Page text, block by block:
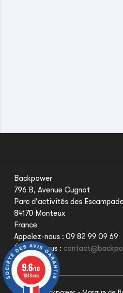
Backpower
796 B, Avenue Cugnot
Parc d'activités des
84170 Monteux
France
Appelez-nous :09 82 99 09 69
Écrivez-nous :
9.6/10
1048 avis
9.6/10
1048 avis